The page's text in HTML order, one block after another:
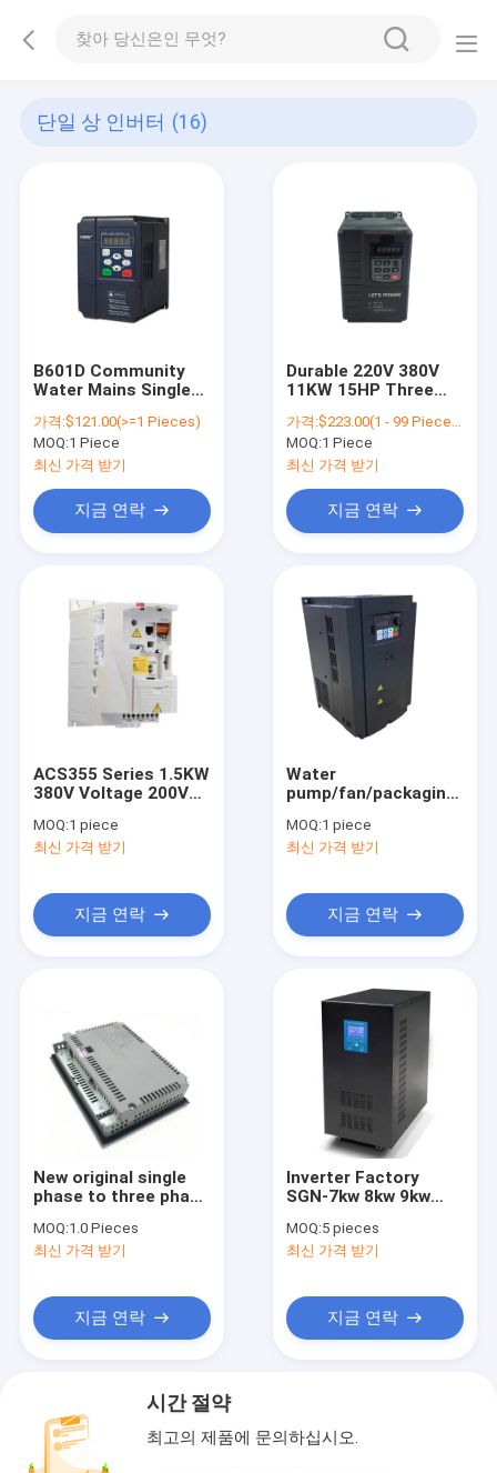
단일 상 인버터 (16)
B601D Community
Water Mains Single
Inverter Residential
Water Pump Drive
Residential Water
Pump Controller
가격:$121.00(>=1 Pieces)
MOQ:1 Piece
최신 가격 받기
지금 연락
Durable 220V 380V
11KW 15HP Three
Water Pump Solar
Inverter for Farm
Irrigation
가격:$223.00(1 - 99 Pieces) $220.00(>=100 Pieces)
MOQ:1 Piece
최신 가격 받기
지금 연락
ACS355 Series 1.5KW
380V Voltage 200V
07A5-2 New Original
Single Phase Three
MOQ:1 piece
최신 가격 받기
지금 연락
Water
pump/fan/packaging/
single phase to three
phase converter
MOQ:1 piece
최신 가격 받기
지금 연락
New original single
phase to three phase
6GK84-1GF0
6SE7038-6GK84-
MOQ:1.0 Pieces
최신 가격 받기
지금 연락
Inverter Factory
SGN-7kw 8kw 9kw
7000W Pure Sine
Wave Inverter With
550*365*785mm
MOQ:5 pieces
최신 가격 받기
지금 연락
시간 절약
최고의 제품에 문의하십시오.